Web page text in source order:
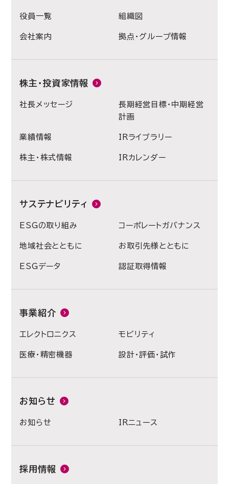
役員一覧 組織図
会社案内 拠点・グループ情報
株主・投資家情報
社長メッセージ
長期経営目標・中期経営
計画
業績情報 IRライブラリー
株主・株式情報 IRカレンダー
サステナビリティ
ESGの取り組み コーポレートガバナンス
地域社会とともに お取引先様とともに
ESGデータ 認証取得情報
事業紹介
エレクトロニクス モビリティ
医療・精密機器 設計・評価・試作
お知らせ
お知らせ IRニュース
採用情報